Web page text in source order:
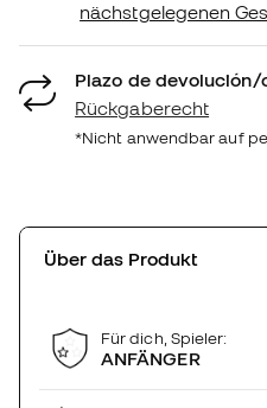
nächstgelegenen
Plazo de
Rückgaberecht
*Nicht anwendbar auf
Über das Produkt
Für dich, Spieler:
ANFÄNGER